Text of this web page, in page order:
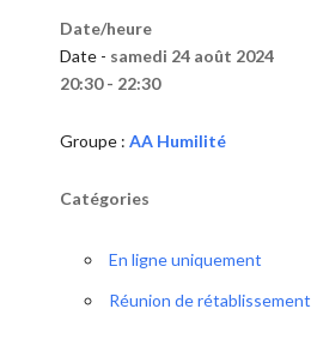
Date/heure
Date - samedi 24 août 2024
20:30 - 22:30
Groupe : AA Humilité
Catégories
En ligne uniquement
Réunion de rétablissement